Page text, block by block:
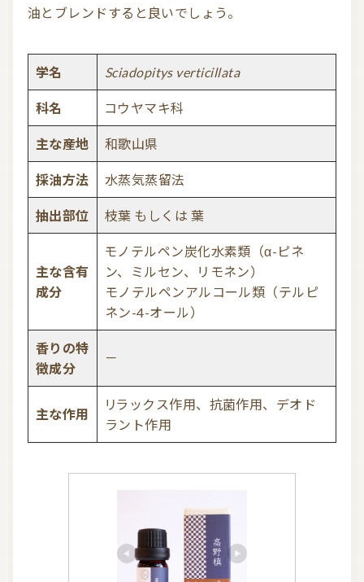
油とブレンドすると良いでしょう。
学名 Sciadopitys verticillata
科名 コウヤマキ科
主な産地 和歌山県
採油方法 水蒸気蒸留法
抽出部位 枝葉 もしくは 葉
主な含有
成分
モノテルペン炭化水素類（α-ピネ
ン、ミルセン、リモネン）
モノテルペンアルコール類（テルピ
ネン-4-オール）
香りの特
徴成分
－
主な作用
リラックス作用、抗菌作用、デオド
ラント作用